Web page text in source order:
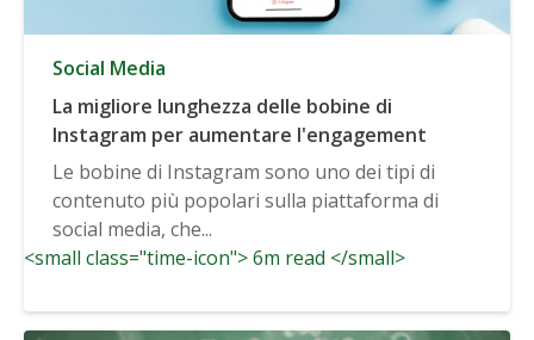
Social Media
La migliore lunghezza delle bobine di
Instagram per aumentare l'engagement
Le bobine di Instagram sono uno dei tipi di
contenuto più popolari sulla piattaforma di
social media, che...
<small class="time-icon"> 6m read </small>